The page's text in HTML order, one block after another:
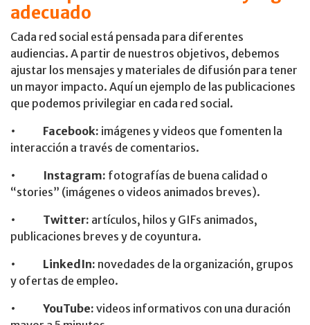
adecuado
Cada red social está pensada para diferentes
audiencias. A partir de nuestros objetivos, debemos
ajustar los mensajes y materiales de difusión para tener
un mayor impacto. Aquí un ejemplo de las publicaciones
que podemos privilegiar en cada red social.
• Facebook: imágenes y videos que fomenten la
interacción a través de comentarios.
•
Instagram: fotografías de buena calidad o
“stories” (imágenes o videos animados breves).
•
Twitter: artículos, hilos y GIFs animados,
publicaciones breves y de coyuntura.
• LinkedIn: novedades de la organización, grupos
y ofertas de empleo.
• YouTube: videos informativos con una duración